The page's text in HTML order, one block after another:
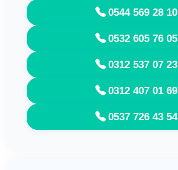
0544 569 28 10
0532 605 76 05
0312 537 07 23
0312 407 01 69
0537 726 43 54